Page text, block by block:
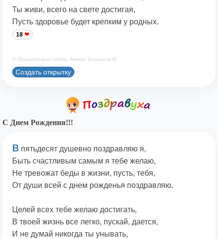
Ты живи, всего на свете достигая,
Пусть здоровье будет крепким у родных.
18
© Принадлежит сайту. Автор: Берсанов М.
Создать открытку
С Днем Рождения!!!
В пятьдесят душевно поздравляю я,
Быть счастливым самым я тебе желаю,
Не тревожат беды в жизни, пусть, тебя,
От души всей с днем рожденья поздравляю.
Целей всех тебе желаю достигать,
В твоей жизнь все легко, пускай, дается,
И не думай никогда ты унывать,